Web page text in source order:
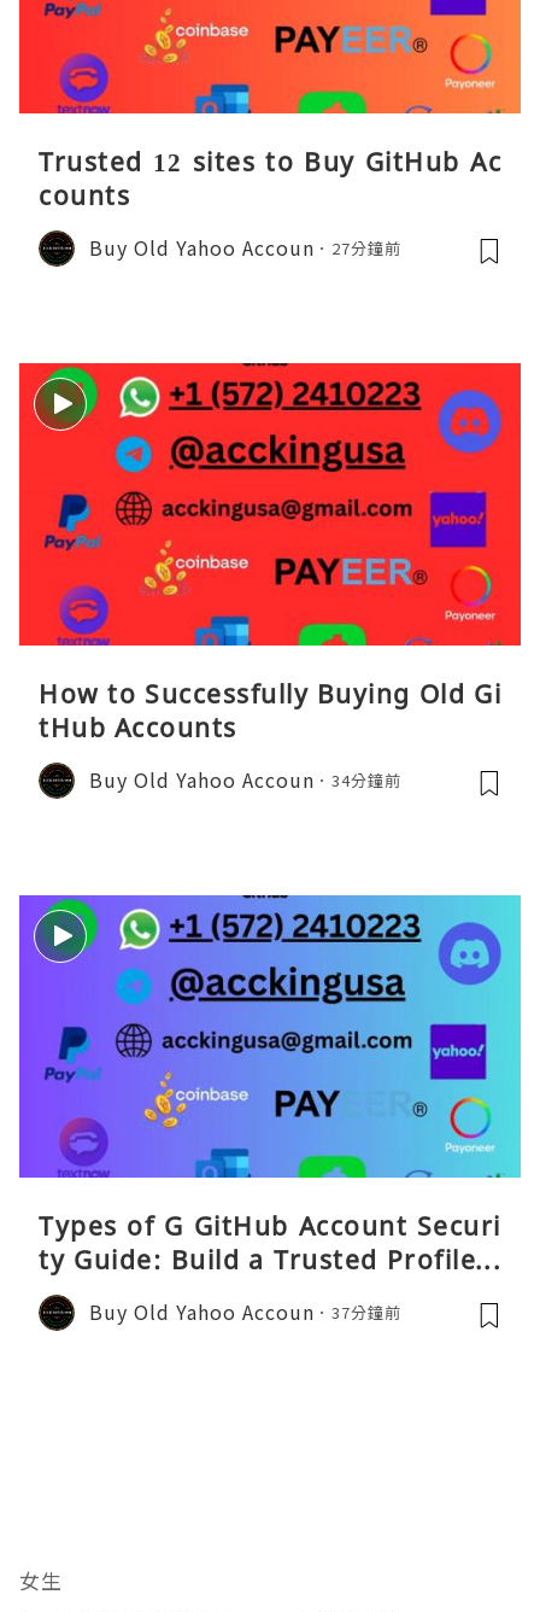
Trusted 12 sites to Buy GitHub Ac
counts
Buy Old Yahoo Accoun 27分鐘前
How to Successfully Buying Old Gi
tHub Accounts
Buy Old Yahoo Accoun 34分鐘前
Types of G GitHub Account Securi
ty Guide: Build a Trusted Profile a
nd Protect Your DevitHub accoun
ts
Buy Old Yahoo Accoun 37分鐘前
女生